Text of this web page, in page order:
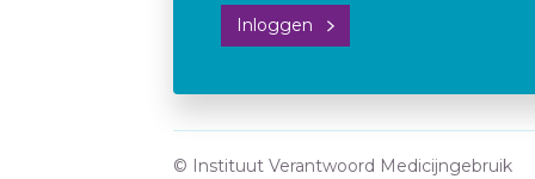
Inloggen
© Instituut Verantwoord Medicijngebruik